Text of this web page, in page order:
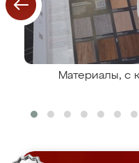
Материалы, с